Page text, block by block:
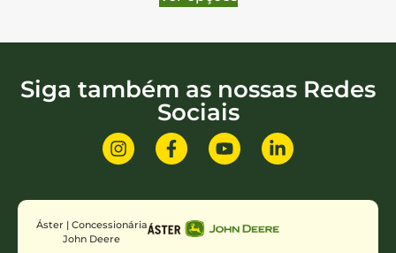
Siga também as nossas Redes
Sociais
Áster | Concessionária
John Deere